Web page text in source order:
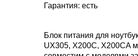
Гарантия: есть
Блок питания для
UX305, X200C, X200CA